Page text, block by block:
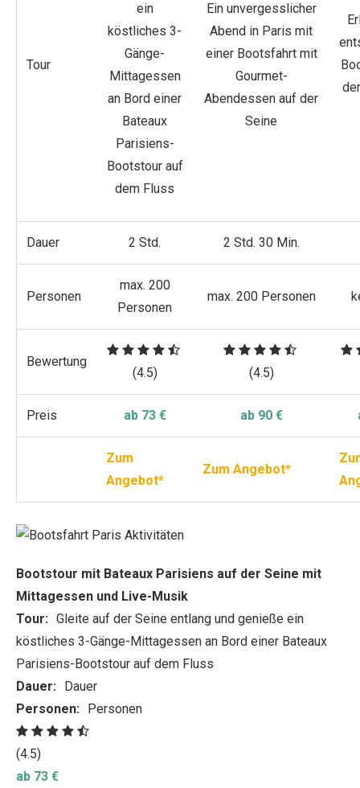
Tour
ein
köstliches 3-
Gänge-
Mittagessen
an Bord einer
Bateaux
Parisiens-
Bootstour auf
dem Fluss
Ein unvergesslicher
Abend in Paris mit
einer Bootsfahrt mit
Gourmet-
Abendessen auf der
Seine
Dauer 2 Std. 2 Std. 30 Min.
Personen
max. 200
Personen
max. 200 Personen
Bewertung
(4.5) (4.5)
Preis ab 73 € ab 90 €
Zum
Angebot*
Zum Angebot*
Bootstour mit Bateaux Parisiens auf der Seine mit
Mittagessen und Live-Musik
Tour: Gleite auf der Seine entlang und genieße ein
köstliches 3-Gänge-Mittagessen an Bord einer Bateaux
Parisiens-Bootstour auf dem Fluss
Dauer: Dauer
Personen: Personen
(4.5)
ab 73 €